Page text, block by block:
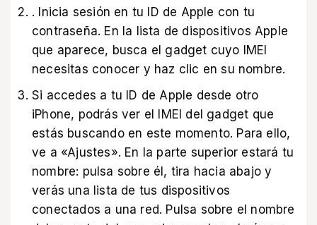
. Inicia sesión en tu ID de Apple con tu
contraseña. En la lista de dispositivos Apple
que aparece, busca el gadget cuyo IMEI
necesitas conocer y haz clic en su nombre.
Si accedes a tu ID de Apple desde otro
iPhone, podrás ver el IMEI del gadget que
estás buscando en este momento. Para ello,
ve a «Ajustes». En la parte superior estará tu
nombre: pulsa sobre él, tira hacia abajo y
verás una lista de tus dispositivos
conectados a una red. Pulsa sobre el nombre